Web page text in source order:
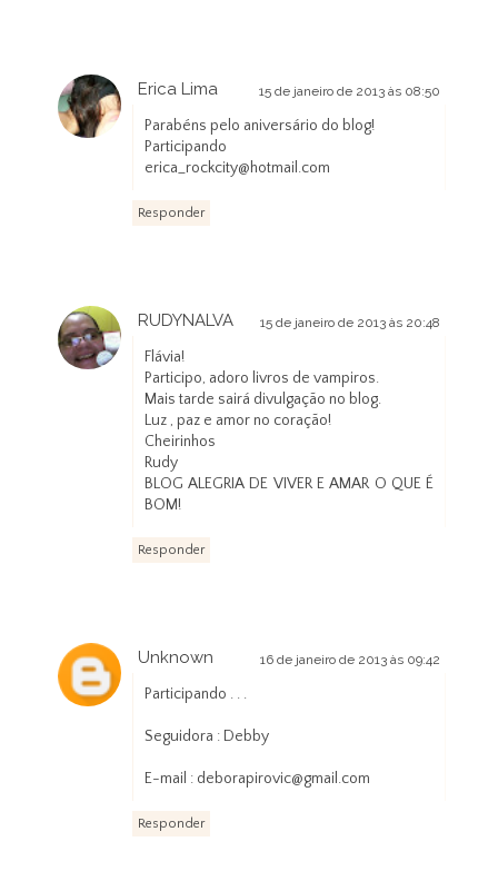
Erica Lima 15 de janeiro de 2013 às 08:50
Parabéns pelo aniversário do blog!
Participando
erica_rockcity@hotmail.com
Responder
RUDYNALVA 15 de janeiro de 2013 às 20:48
Flávia!
Participo, adoro livros de vampiros.
Mais tarde sairá divulgação no blog.
Luz , paz e amor no coração!
Cheirinhos
Rudy
BLOG ALEGRIA DE VIVER E AMAR O QUE É
BOM!
Responder
Unknown 16 de janeiro de 2013 às 09:42
Participando . . .
Seguidora : Debby
E-mail : deborapirovic@gmail.com
Responder